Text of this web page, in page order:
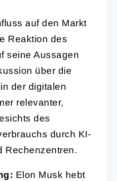
auf den Markt
Reaktion des
seine Aussagen
über die
der digitalen
relevanter,
des
durch KI-
Rechenzentren.
Elon Musk hebt